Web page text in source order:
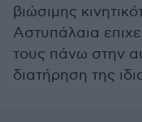
βιώσιμης
Αστυπάλαια
τους πάνω στην
διατήρηση της